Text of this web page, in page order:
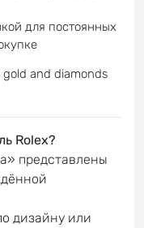
для постоянных
and diamonds
Rolex?
представлены
дизайну или